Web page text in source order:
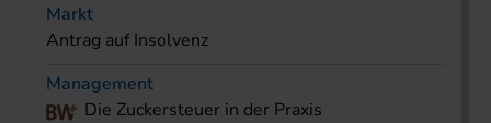
Markt
Antrag auf Insolvenz
Management
Die Zuckersteuer in der Praxis